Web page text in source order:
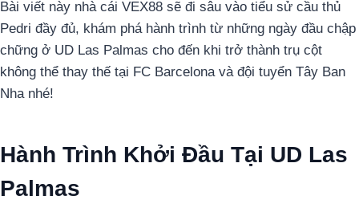
Bài viết này nhà cái VEX88 sẽ đi sâu vào tiểu sử cầu thủ
Pedri đầy đủ, khám phá hành trình từ những ngày đầu chập
chững ở UD Las Palmas cho đến khi trở thành trụ cột
không thể thay thế tại FC Barcelona và đội tuyển Tây Ban
Nha nhé!
Hành Trình Khởi Đầu Tại UD Las
Palmas